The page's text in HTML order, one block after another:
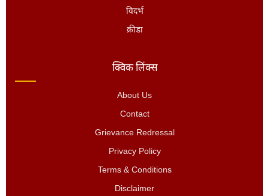
विदर्भ
क्रीडा
क्विक लिंक्स
About Us
Contact
Grievance Redressal
Privacy Policy
Terms & Conditions
Disclaimer